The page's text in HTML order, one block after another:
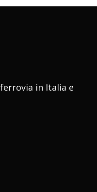
in Italia e